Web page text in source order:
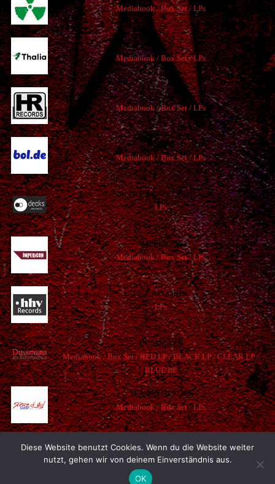
Mediabook / Box Set / LPs
THALIA
Mediabook / Box Set / LPs
HR RECORDS
Mediabook / Box Set / LPs
BOL.DE
Mediabook / Box Set / LPs
DECKS RECORDS
LPs
IMPERICON
Mediabook / Box Set / LPs
HHV RECORDS
LPs
DUSSMANN
Mediabook /Box Set /RED LP /BLACK LP /CLEAR LP /
BLUE LP
SEASON OF MIST
Mediabook / Box Set / LPs
ex libris
Box Set / Mediabook
Diese Website benutzt Cookies. Wenn du die Website weiter
nutzt, gehen wir von deinem Einverständnis aus.
OK